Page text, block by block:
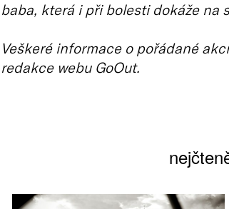
baba, která i při bolesti dokáže na
Veškeré informace o pořádané
redakce webu GoOut.